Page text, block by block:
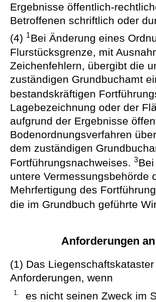
Ergebnisse öffentlich-
Betroffenen schriftlich oder
(4) 1Bei Änderung eines
Flurstücksgrenze, mit
Zeichenfehlern, übergibt die
zuständigen Grundbuchamt
bestandskräftigen
Lagebezeichnung oder der
aufgrund der Ergebnisse
Bodenordnungsverfahren
dem zuständigen
Fortführungsnachweises.3
untere Vermessungsbehörde
Mehrfertigung des
die im Grundbuch geführte
Anforderungen
(1) Das
Anforderungen, wenn
1.
es nicht seinen Zweck im